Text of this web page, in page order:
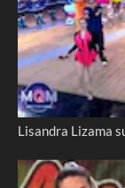
Lisandra Lizama